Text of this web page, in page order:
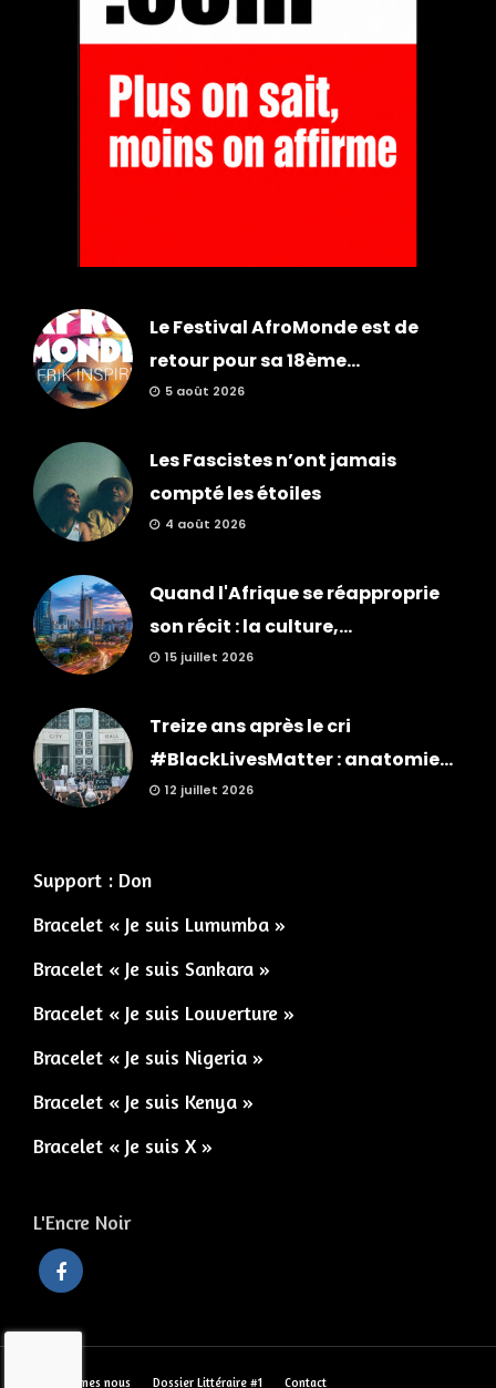
Le Festival AfroMonde est de
retour pour sa 18ème...
5 août 2026
Les Fascistes n’ont jamais
compté les étoiles
4 août 2026
Quand l'Afrique se réapproprie
son récit : la culture,...
15 juillet 2026
Treize ans après le cri
#BlackLivesMatter : anatomie...
12 juillet 2026
Support : Don
Bracelet « Je suis Lumumba »
Bracelet « Je suis Sankara »
Bracelet « Je suis Louverture »
Bracelet « Je suis Nigeria »
Bracelet « Je suis Kenya »
Bracelet « Je suis X »
L'Encre Noir
Qui sommes nous Dossier Littéraire #1 Contact